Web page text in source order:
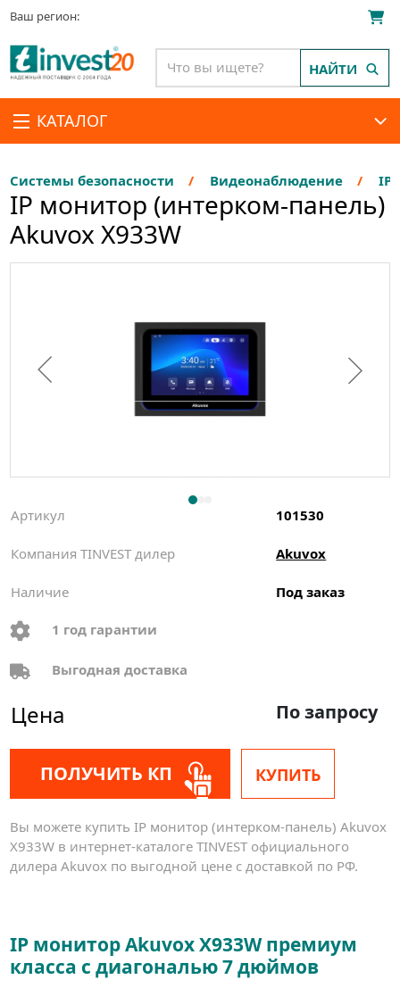
Ваш регион:
КАТАЛОГ
НАЙТИ
Системы безопасности Видеонаблюдение
IP монитор (интерком-панель)
Akuvox X933W
Артикул 101530
Компания TINVEST дилер Akuvox
Наличие Под заказ
1 год гарантии
Выгодная доставка
Цена По запросу
ПОЛУЧИТЬ КП КУПИТЬ
Вы можете купить IP монитор (интерком-панель) Akuvox
X933W в интернет-каталоге TINVEST официального
дилера Akuvox по выгодной цене с доставкой по РФ.
IP монитор Akuvox X933W премиум
класса с диагональю 7 дюймов